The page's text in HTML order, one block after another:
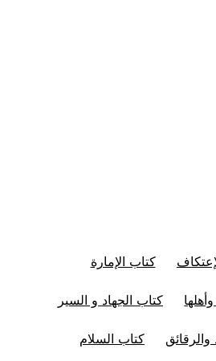
كتاب الإمارة
كتاب الجهاد و السير
كتاب السلام